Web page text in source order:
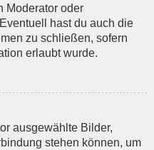
Moderator oder
hast du auch die
zu schließen, sofern
erlaubt wurde.
ausgewählte Bilder,
stehen können, um